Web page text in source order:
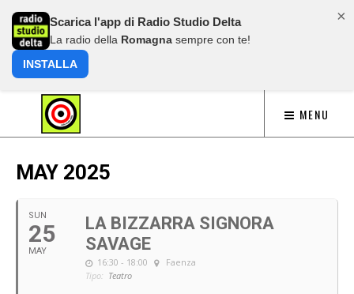
MENU
MAY 2025
SUN
25
MAY
LA BIZZARRA SIGNORA
SAVAGE
16:30 - 18:00
Faenza
Tipo: Teatro
×
Scarica l'app di Radio Studio Delta
La radio della Romagna sempre con te!
INSTALLA